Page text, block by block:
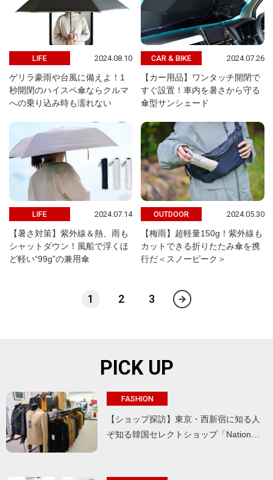
LIFE 2024.08.10
ゲリラ豪雨や台風に備えよ！1
秒開閉のハイスペ傘ならクルマ
への乗り込み時も濡れない
CAR & BIKE 2024.07.26
【カー用品】ワンタッチ開閉で
すぐ設置！車内を暑さから守る
傘型サンシェード
LIFE 2024.07.14
【暑さ対策】紫外線＆熱、雨も
シャットダウン！風船で浮くほ
ど軽い“99g”の兼用傘
OUTDOOR 2024.05.30
【梅雨】超軽量150g！紫外線も
カットできる折りたたみ傘を携
行だ＜スノーピーク＞
1 2 3
PICK UP
FASHION
【ショップ探訪】東京・西新宿に知る人
ぞ知る韓国セレクトショップ「Nation…